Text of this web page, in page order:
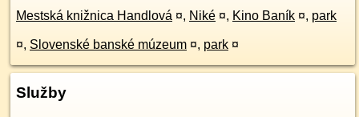
Mestská knižnica Handlová ¤, Niké ¤, Kino Baník ¤, park
¤, Slovenské banské múzeum ¤, park ¤
Služby